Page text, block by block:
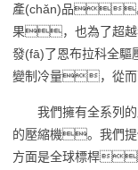
產(chǎn)品。
果，也為了超越
發(fā)了恩布拉科全
變制冷量，從而
我們擁有全系列
的壓縮機。我們提
方面是全球標桿